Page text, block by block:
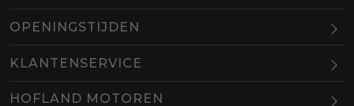
OPENINGSTIJDEN
Maandag
Dinsdag
10.00-18.00
KLANTENSERVICE
HOFLAND MOTOREN